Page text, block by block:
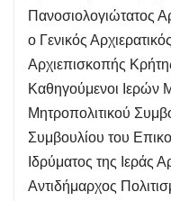
Πανοσιολογιώτατος
ο Γενικός
Αρχιεπισκοπής
Καθηγούμενοι Ιερών
Μητροπολιτικού
Συμβουλίου του
Ιδρύματος της Ιεράς
Αντιδήμαρχος